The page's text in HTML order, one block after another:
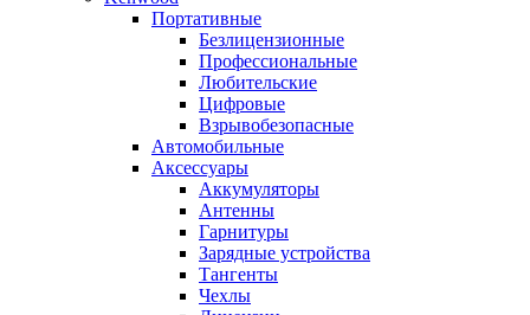
Портативные
Безлицензионные
Профессиональные
Любительские
Цифровые
Взрывобезопасные
Автомобильные
Аксессуары
Аккумуляторы
Антенны
Гарнитуры
Зарядные устройства
Тангенты
Чехлы